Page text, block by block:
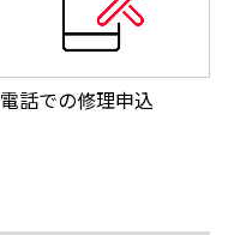
電話での修理申込